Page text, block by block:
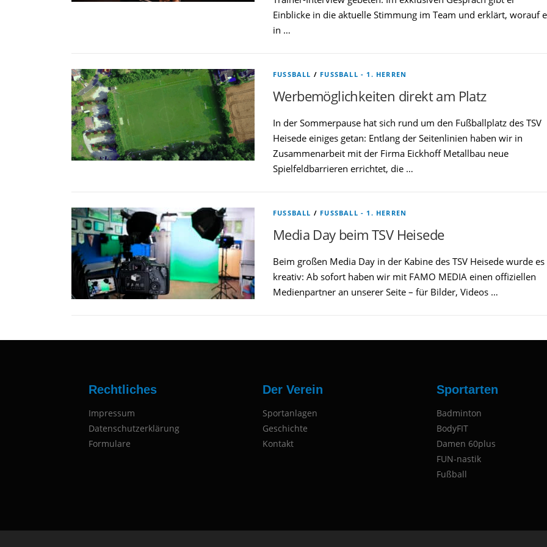
Einblicke in die aktuelle Stimmung im Team und erklärt, worauf
in …
FUSSBALL / FUSSBALL - 1. HERREN
Werbemöglichkeiten direkt am Platz
In der Sommerpause hat sich rund um den Fußballplatz des TSV
Heisede einiges getan: Entlang der Seitenlinien haben wir in
Zusammenarbeit mit der Firma Eickhoff Metallbau neue
Spielfeldbarrieren errichtet, die …
FUSSBALL / FUSSBALL - 1. HERREN
Media Day beim TSV Heisede
Beim großen Media Day in der Kabine des TSV Heisede wurde es
kreativ: Ab sofort haben wir mit FAMO MEDIA einen offiziellen
Medienpartner an unserer Seite – für Bilder, Videos …
Rechtliches
Impressum
Datenschutzerklärung
Formulare
Der Verein
Sportanlagen
Geschichte
Kontakt
Sportarten
Badminton
BodyFIT
Damen 60plus
FUN-nastik
Fußball